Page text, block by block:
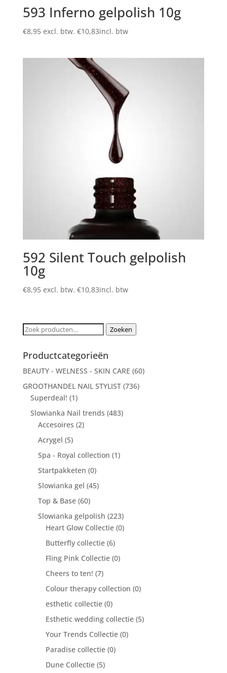
593 Inferno gelpolish 10g
€8,95 excl. btw. €10,83incl. btw
592 Silent Touch gelpolish
10g
€8,95 excl. btw. €10,83incl. btw
Zoeken
Zoeken
Productcategorieën
BEAUTY - WELNESS - SKIN CARE (60)
GROOTHANDEL NAIL STYLIST (736)
Superdeal! (1)
Slowianka Nail trends (483)
Accesoires (2)
Acrygel (5)
Spa - Royal collection (1)
Startpakketen (0)
Slowianka gel (45)
Top & Base (60)
Slowianka gelpolish (223)
Heart Glow Collectie (0)
Butterfly collectie (6)
Fling Pink Collectie (0)
Cheers to ten! (7)
Colour therapy collection (0)
esthetic collectie (0)
Esthetic wedding collectie (5)
Your Trends Collectie (0)
Paradise collectie (0)
Dune Collectie (5)